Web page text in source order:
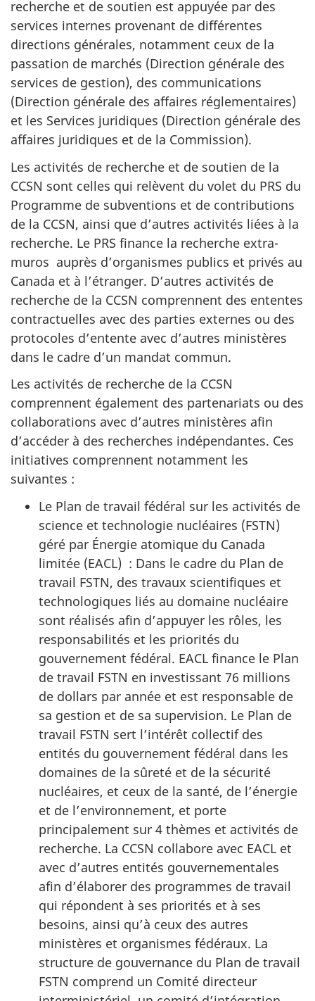
recherche et de soutien est appuyée par des
services internes provenant de différentes
directions générales, notamment ceux de la
passation de marchés (Direction générale des
services de gestion), des communications
(Direction générale des affaires réglementaires)
et les Services juridiques (Direction générale des
affaires juridiques et de la Commission).
Les activités de recherche et de soutien de la
CCSN sont celles qui relèvent du volet du PRS du
Programme de subventions et de contributions
de la CCSN, ainsi que d’autres activités liées à la
recherche. Le PRS finance la recherche extra-
muros auprès d’organismes publics et privés au
Canada et à l’étranger. D’autres activités de
recherche de la CCSN comprennent des ententes
contractuelles avec des parties externes ou des
protocoles d’entente avec d’autres ministères
dans le cadre d’un mandat commun.
Les activités de recherche de la CCSN
comprennent également des partenariats ou des
collaborations avec d’autres ministères afin
d’accéder à des recherches indépendantes. Ces
initiatives comprennent notamment les
suivantes :
Le Plan de travail fédéral sur les activités de
science et technologie nucléaires (FSTN)
géré par Énergie atomique du Canada
limitée (EACL) : Dans le cadre du Plan de
travail FSTN, des travaux scientifiques et
technologiques liés au domaine nucléaire
sont réalisés afin d’appuyer les rôles, les
responsabilités et les priorités du
gouvernement fédéral. EACL finance le Plan
de travail FSTN en investissant 76 millions
de dollars par année et est responsable de
sa gestion et de sa supervision. Le Plan de
travail FSTN sert l’intérêt collectif des
entités du gouvernement fédéral dans les
domaines de la sûreté et de la sécurité
nucléaires, et ceux de la santé, de l’énergie
et de l’environnement, et porte
principalement sur 4 thèmes et activités de
recherche. La CCSN collabore avec EACL et
avec d’autres entités gouvernementales
afin d’élaborer des programmes de travail
qui répondent à ses priorités et à ses
besoins, ainsi qu’à ceux des autres
ministères et organismes fédéraux. La
structure de gouvernance du Plan de travail
FSTN comprend un Comité directeur